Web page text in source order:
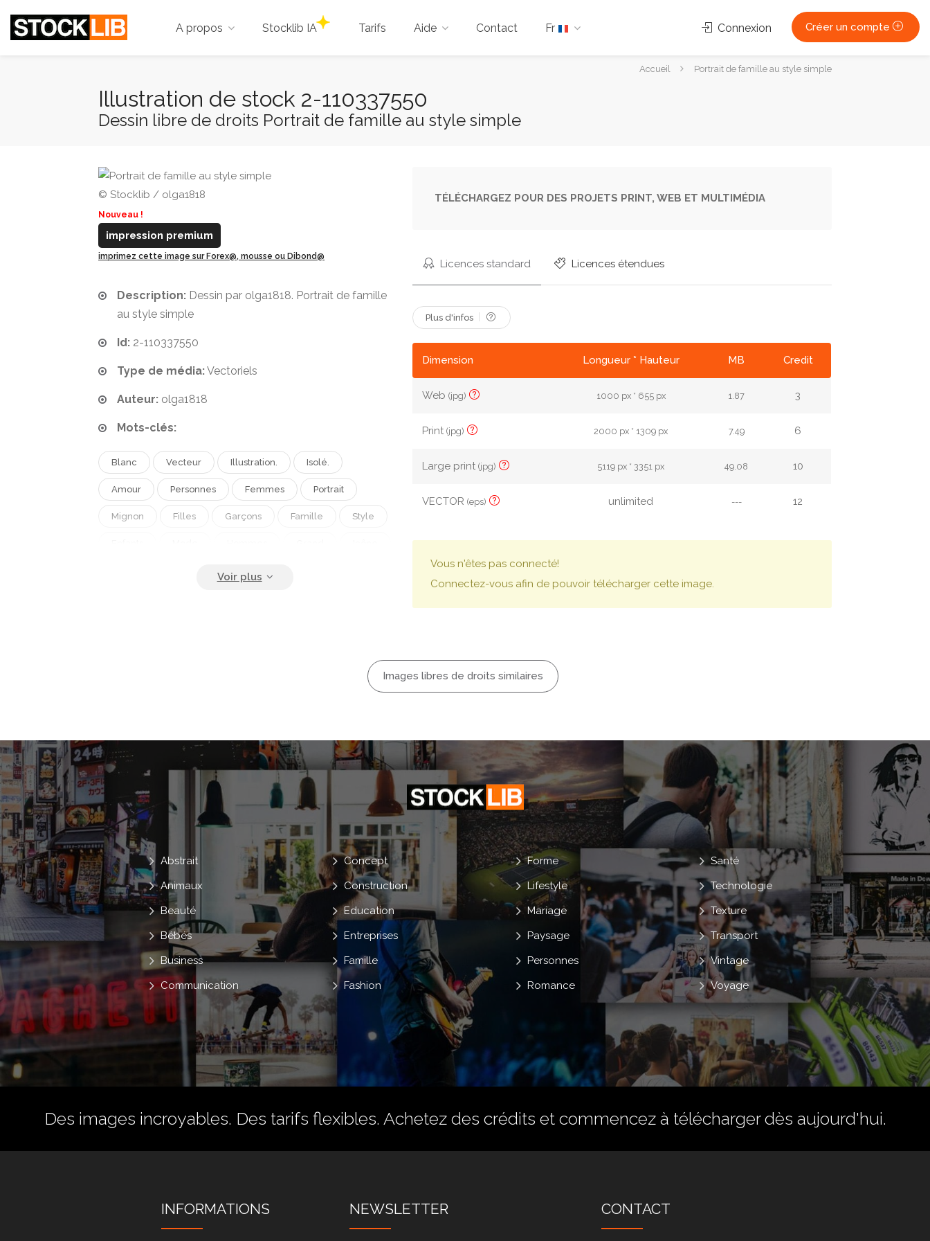
A propos Stocklib IA Tarifs Aide Contact Fr Connexion Créer un compte
VousAccueil Portrait de famille au style simple
Illustration de stock 2-110337550
Dessin libre de droits Portrait de famille au style simple
© Stocklib / olga1818
Nouveau !
impression premium
imprimez cette image sur Forex@, mousse ou Dibond@
Description: Dessin par olga1818. Portrait de famille
au style simple
Id: 2-110337550
Type de média:Vectoriels
Auteur: olga1818
Mots-clés:
Blanc Vecteur Illustration. Isolé.
Amour Personnes Femmes Portrait
Mignon Filles Garçons Famille Style
Simple
TÉLÉCHARGEZ POUR DES PROJETS PRINT, WEB ET MULTIMÉDIA
Licences standard Licences étendues
Plus d'infos
Dimension Longueur * Hauteur MB Credit
Web(jpg) 1000 px * 655 px 1.87 3
Print(jpg) 2000 px * 1309 px 7.49 6
Large print(jpg) 5119 px * 3351 px 49.08 10
VECTOR(eps) unlimited --- 12
Vous n'êtes pas connecté!
Connectez-vous afin de pouvoir télécharger cette image.
Images libres de droits similaires
Abstrait
Animaux
Beauté
Bébés
Business
Communication
Concept
Construction
Education
Entreprises
Famille
Fashion
Forme
Lifestyle
Mariage
Paysage
Personnes
Romance
Santé
Technologie
Texture
Transport
Vintage
Voyage
Des images incroyables. Des tarifs flexibles. Achetez des crédits et commencez à télécharger dès aujourd'hui.
INFORMATIONS NEWSLETTER CONTACT